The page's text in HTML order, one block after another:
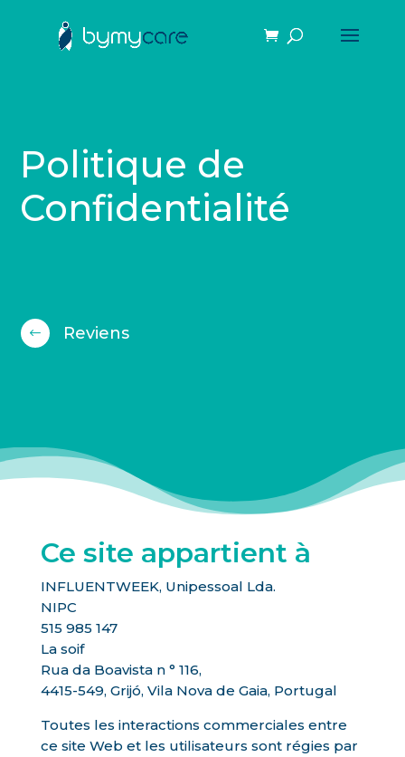
Politique de
Confidentialité
# Reviens
Ce site appartient à
INFLUENTWEEK, Unipessoal Lda.
NIPC
515 985 147
La soif
Rua da Boavista n ° 116,
4415-549, Grijó, Vila Nova de Gaia, Portugal
Toutes les interactions commerciales entre
ce site Web et les utilisateurs sont régies par